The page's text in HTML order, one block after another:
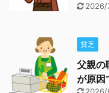
2026/
貧乏
父親の
が原因